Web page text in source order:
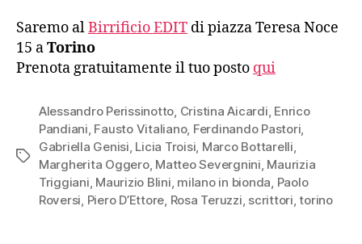
Saremo alBirrificio EDIT di piazza Teresa Noce
15 aTorino
Prenota gratuitamente il tuo posto qui
Tag
Alessandro Perissinotto, Cristina Aicardi, Enrico
Pandiani, Fausto Vitaliano, Ferdinando Pastori,
Gabriella Genisi, Licia Troisi, Marco Bottarelli,
Margherita Oggero, Matteo Severgnini, Maurizia
Triggiani, Maurizio Blini, milano in bionda, Paolo
Roversi, Piero D’Ettore, Rosa Teruzzi, scrittori,torino